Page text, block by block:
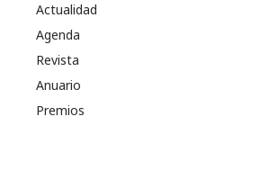
Actualidad
Agenda
Revista
Anuario
Premios